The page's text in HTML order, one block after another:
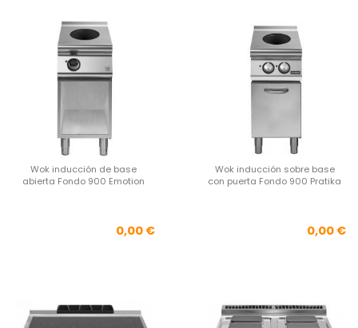
Wok inducción de base
abierta Fondo 900 Emotion
Precio
0,00 €
Wok inducción sobre base
con puerta Fondo 900 Pratika
0,00 €